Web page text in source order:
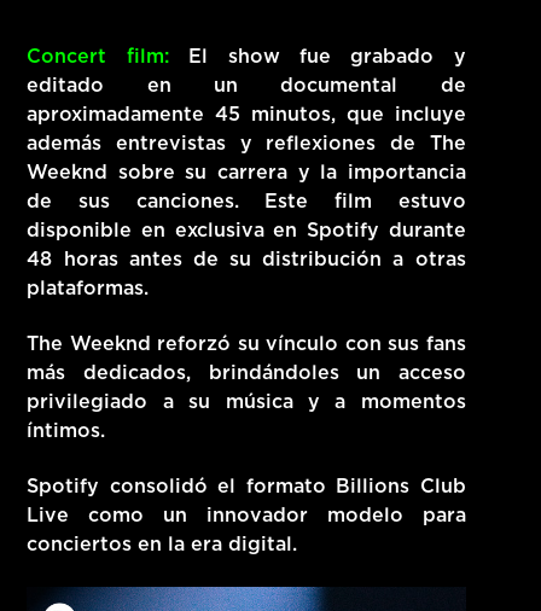
Concert film:El show fue grabado y
editado en un documental de
aproximadamente 45 minutos, que incluye
además entrevistas y reflexiones de The
Weeknd sobre su carrera y la importancia
de sus canciones. Este film estuvo
disponible en exclusiva en Spotify durante
48 horas antes de su distribución a otras
plataformas.
The Weeknd reforzó su vínculo con sus fans
más dedicados, brindándoles un acceso
privilegiado a su música y a momentos
íntimos.
Spotify consolidó el formato Billions Club
Live como un innovador modelo para
conciertos en la era digital.